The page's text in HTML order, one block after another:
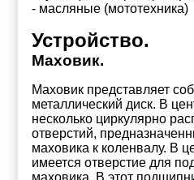
- масляные (мототехника)
Устройство.
Маховик.
Маховик представляет
металлический диск. В
несколько циркулярно
отверстий,
маховика к коленвалу. В
имеется отверстие для